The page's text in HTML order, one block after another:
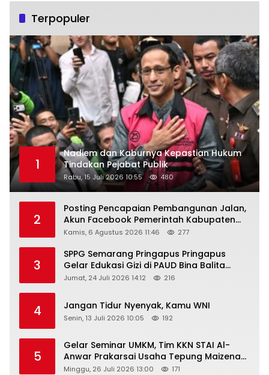
Terpopuler
1
Nadiem dan Kaburnya Kepastian Hukum
Tindakan Pejabat Publik
Rabu, 15 Juli 2026 10:55 480
2
Posting Pencapaian Pembangunan Jalan,
Akun Facebook Pemerintah Kabupaten
Rembang “Dirujak” Warganet
Kamis, 6 Agustus 2026 11:46 277
3
SPPG Semarang Pringapus Pringapus
Gelar Edukasi Gizi di PAUD Bina Balita
Peringati Hari Anak Nasional 2026
Jumat, 24 Juli 2026 14:12 216
4 Jangan Tidur Nyenyak, Kamu WNI
Senin, 13 Juli 2026 10:05 192
5
Gelar Seminar UMKM, Tim KKN STAI Al-
Anwar Prakarsai Usaha Tepung Maizena
di Logung
Minggu, 26 Juli 2026 13:00 171